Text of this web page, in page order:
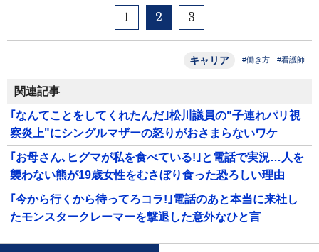
1 2 3
キャリア #働き方 #看護師
関連記事
｢なんてことをしてくれたんだ｣松川議員の"子連れパリ視
察炎上"にシングルマザーの怒りがおさまらないワケ
｢お母さん､ヒグマが私を食べている!｣と電話で実況…人を
襲わない熊が19歳女性をむさぼり食った恐ろしい理由
｢今から行くから待ってろコラ!｣電話のあと本当に来社し
たモンスタークレーマーを撃退した意外なひと言